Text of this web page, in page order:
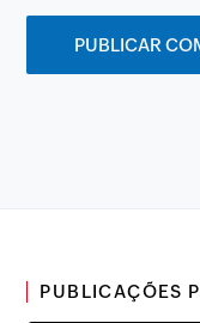
PUBLICAÇÕES